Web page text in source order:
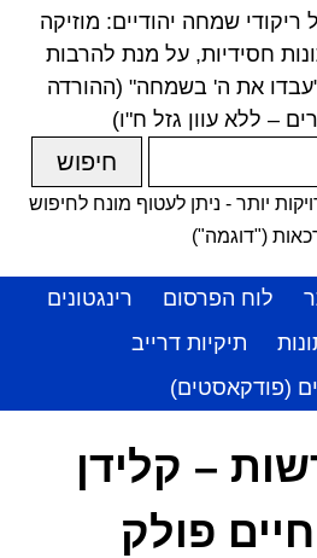
שמחה יהודיים: מוזיקה
חסידיות, על מנת להרבות
את ה' בשמחה" (ההורדה
– ללא עוון גזל ח"ו)
יותר - ניתן לעטוף מונח לחיפוש
("דוגמה")
לוח הפרסום
רינגטונים
תיקיות דרייב
(פודקאסטים)
– קלידן
פולק